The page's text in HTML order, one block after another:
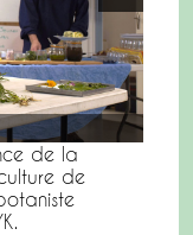
de la
de